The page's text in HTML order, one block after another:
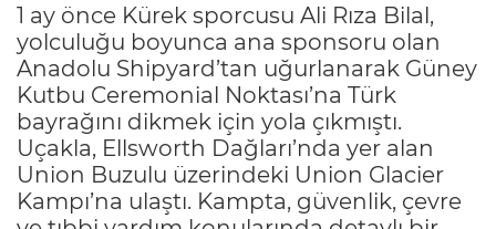
1 ay önce Kürek sporcusu Ali Rıza Bilal,
yolculuğu boyunca ana sponsoru olan
Anadolu Shipyard’tan uğurlanarak Güney
Kutbu Ceremonial Noktası’na Türk
bayrağını dikmek için yola çıkmıştı.
Uçakla, Ellsworth Dağları’nda yer alan
Union Buzulu üzerindeki Union Glacier
Kampı’na ulaştı. Kampta, güvenlik, çevre